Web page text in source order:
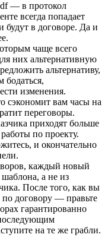
— в протокол
всегда попадает
будут в договоре. Да и
чаще всего
них альтернативную
альтернативу,
бодаться,
изменения.
сэкономит вам часы на
переговоры.
приходят больше
по проекту.
и окончательно
каждый новый
шаблона, а не из
После того, как вы
по договору — правьте
гарантированно
на те же грабли.